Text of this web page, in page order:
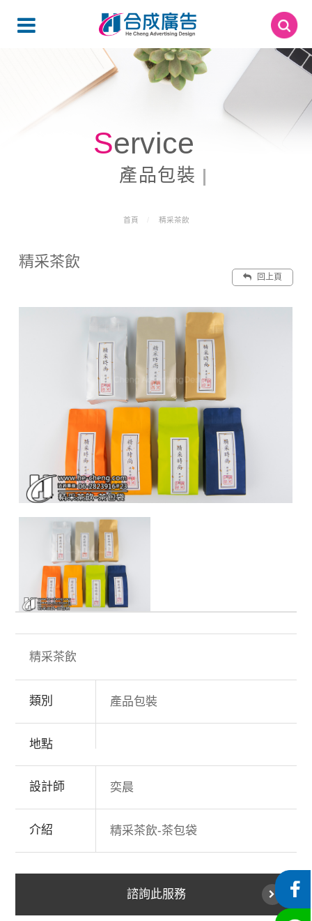
Service
產品包裝
首頁 精采茶飲
精采茶飲
回上頁
精采茶飲
類別 產品包裝
地點
設計師 奕晨
介紹 精采茶飲-茶包袋
諮詢此服務